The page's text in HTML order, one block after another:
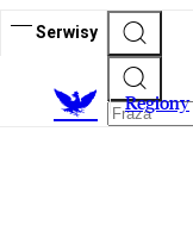
Serwisy
Regiony